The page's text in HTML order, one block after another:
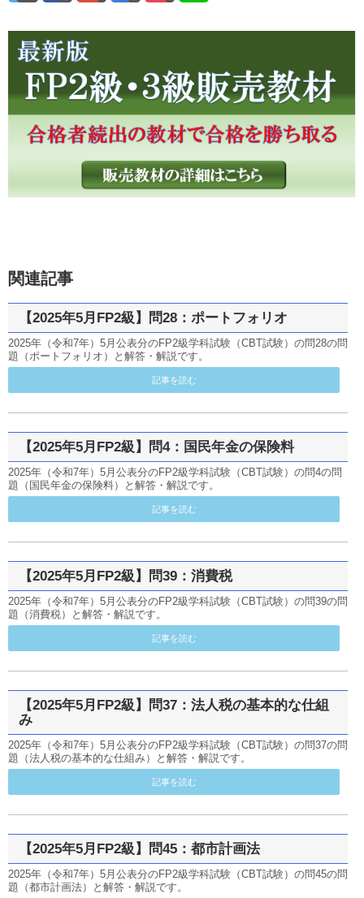
関連記事
【2025年5月FP2級】問28：ポートフォリオ
2025年（令和7年）5月公表分のFP2級学科試験（CBT試験）の問28の問
題（ポートフォリオ）と解答・解説です。
記事を読む
【2025年5月FP2級】問4：国民年金の保険料
2025年（令和7年）5月公表分のFP2級学科試験（CBT試験）の問4の問
題（国民年金の保険料）と解答・解説です。
記事を読む
【2025年5月FP2級】問39：消費税
2025年（令和7年）5月公表分のFP2級学科試験（CBT試験）の問39の問
題（消費税）と解答・解説です。
記事を読む
【2025年5月FP2級】問37：法人税の基本的な仕組
み
2025年（令和7年）5月公表分のFP2級学科試験（CBT試験）の問37の問
題（法人税の基本的な仕組み）と解答・解説です。
記事を読む
【2025年5月FP2級】問45：都市計画法
2025年（令和7年）5月公表分のFP2級学科試験（CBT試験）の問45の問
題（都市計画法）と解答・解説です。